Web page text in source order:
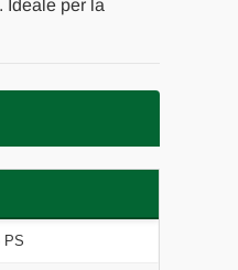
Ideale per la
PS